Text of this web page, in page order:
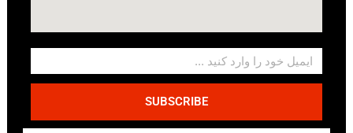
SUBSCRIBE